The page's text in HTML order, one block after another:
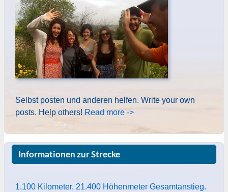
Selbst posten und anderen helfen. Write your own
posts. Help others! Read more ->
Informationen zur Strecke
1.100 Kilometer, 21.400 Höhenmeter Gesamtanstieg.